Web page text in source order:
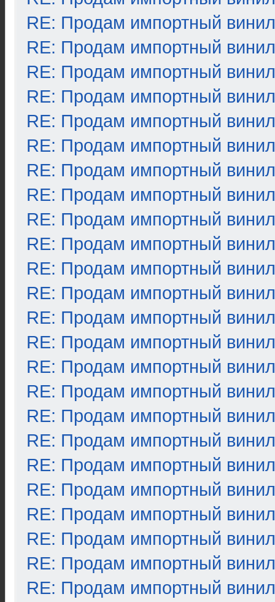
RE: Продам импортный винил
RE: Продам импортный винил
RE: Продам импортный винил
RE: Продам импортный винил
RE: Продам импортный винил
RE: Продам импортный винил
RE: Продам импортный винил
RE: Продам импортный винил
RE: Продам импортный винил
RE: Продам импортный винил
RE: Продам импортный винил
RE: Продам импортный винил
RE: Продам импортный винил
RE: Продам импортный винил
RE: Продам импортный винил
RE: Продам импортный винил
RE: Продам импортный винил
RE: Продам импортный винил
RE: Продам импортный винил
RE: Продам импортный винил
RE: Продам импортный винил
RE: Продам импортный винил
RE: Продам импортный винил
RE: Продам импортный винил